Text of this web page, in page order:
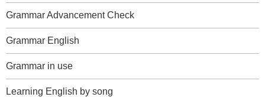
Grammar Advancement Check
Grammar English
Grammar in use
Learning English by song